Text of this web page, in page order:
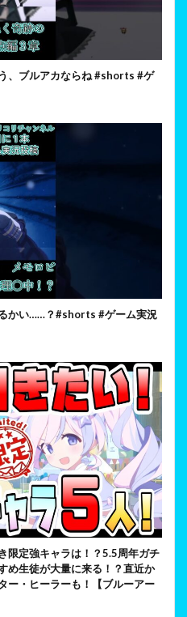
、ブルアカならね #shorts #ゲ
かい……？#shorts #ゲーム実況
限定強キャラは！？5.5周年ガチ
め生徒が大量に来る！？直近か
ー・ヒーラーも！【ブルーアー